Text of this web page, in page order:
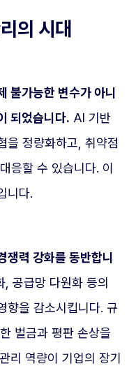
의 시대
불가능한 변수가 아니
되었습니다. AI 기반
을 정량화하고, 취약점
응할 수 있습니다. 이
니다.
쟁력 강화를 동반합니
공급망 다원화 등의
향을 감소시킵니다. 규
벌금과 평판 손상을
리 역량이 기업의 장기